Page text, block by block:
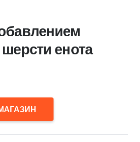
енота